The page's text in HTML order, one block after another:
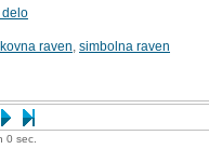
delo
raven simbolna raven
0 sec.